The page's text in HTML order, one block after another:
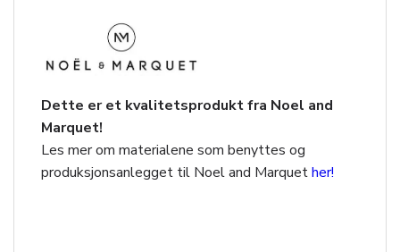
Dette er et kvalitetsprodukt fra Noel and
Marquet!
Les mer om materialene som benyttes og
produksjonsanlegget til Noel and Marquether!